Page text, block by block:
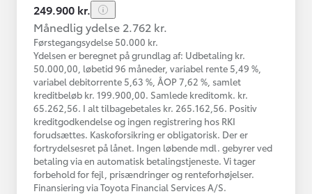
249.900 kr.
Månedlig ydelse 2.762 kr.
Førstegangsydelse 50.000 kr.
Ydelsen er beregnet på grundlag af: Udbetaling kr.
50.000,00, løbetid 96 måneder, variabel rente 5,49 %,
variabel debitorrente 5,63 %, ÅOP 7,62 %, samlet
kreditbeløb kr. 199.900,00. Samlede kreditomk. kr.
65.262,56. I alt tilbagebetales kr. 265.162,56. Positiv
kreditgodkendelse og ingen registrering hos RKI
forudsættes. Kaskoforsikring er obligatorisk. Der er
fortrydelsesret på lånet. Ingen løbende mdl. gebyrer ved
betaling via en automatisk betalingstjeneste. Vi tager
forbehold for fejl, prisændringer og renteforhøjelser.
Finansiering via Toyota Financial Services A/S.